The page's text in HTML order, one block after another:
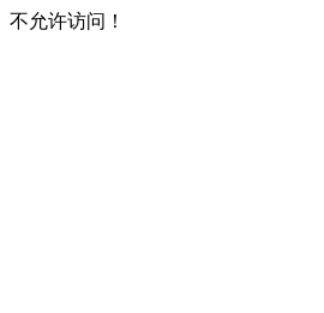
不允许访问！